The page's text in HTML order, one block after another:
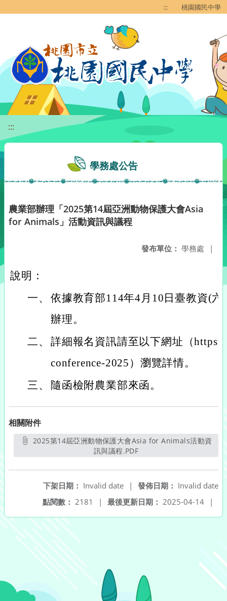
::: 桃園國民中學
:::
學務處公告
農業部辦理「2025第14屆亞洲動物保護大會Asia
for Animals」活動資訊與議程
發布單位： 學務處 |
說明：
一、 依據教育部114年4月10日臺教資(
辦理。
二、 詳細報名資訊請至以下網址（
conference-2025）瀏覽詳情。
三、
隨函檢附農業部來函。
相關附件
2025第14屆亞洲動物保護大會Asia for Animals活動資
訊與議程.PDF
發佈日期： Invalid date
下架日期： Invalid date
|
最後更新日期： 2025-04-14 |
點閱數： 2181 |